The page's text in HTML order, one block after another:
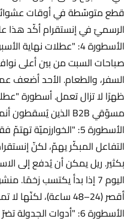
الرسميّ في إنستقرام أكّد هذا
الأسطورة 4: "عطلات نهاية الأسبوع ميتة".
صباحات السبت من بين أعلى
ظهرًا لا تزال تعمل. أسطورة
مسوّقي B2B الذين يُسقطون أنماط جمهورهم على الجميع.
الأسطورة 5: "الخوارزميّة تهتمّ فقط بأوّل 30 دقيقة".
التفاعل المبكّر يهمّ، لكنّ
اليوم 7 إذا بدأ يكتسب
أقصر (24–48 ساعة)، لكنّها لا تموت تمامًا بعد 30 دقيقة.
الأسطورة 6: "أدوات الجدولة تضرّ بوصولك".